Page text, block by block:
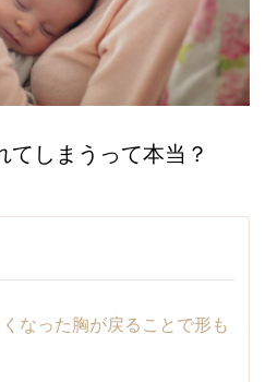
しまうって本当？
なった胸が戻ることで形も